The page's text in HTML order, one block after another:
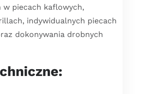
w piecach kaflowych,
indywidualnych piecach
dokonywania drobnych